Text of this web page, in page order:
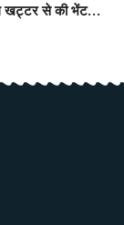
खट्टर से की भेंट…